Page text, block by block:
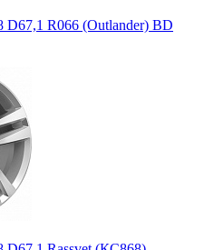
D67,1 R066 (Outlander) BD